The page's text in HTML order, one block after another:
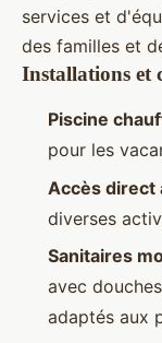
services et
des familles et
Installations et
Piscine
pour les
Accès direct
diverses
Sanitaires
avec
adaptés aux